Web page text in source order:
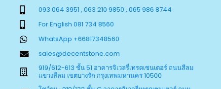
093 064 3951 , 063 210 9850 , 065 986 8744
For English 081 734 8560
WhatsApp +66817348560
sales@decentstone.com
919/612-613 ชั้น 51 อาคารจิเวลรี่เทรดเซนเตอร์ ถนนสีลม
แขวงสีลม เขตบางรัก กรุงเทพมหานคร 10500